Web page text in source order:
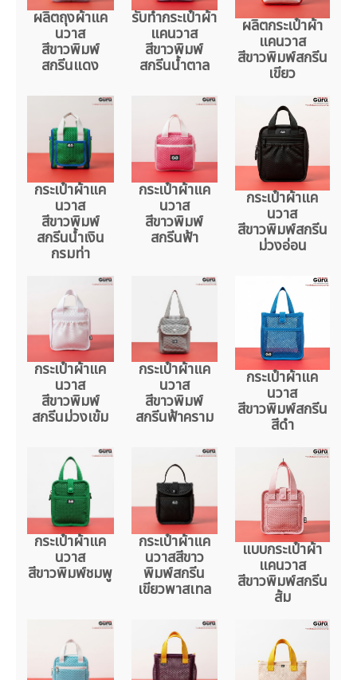
ผลิตถุงผ้าแค
นวาส
สีขาวพิมพ์
สกรีนแดง
รับทำกระเป๋าผ้า
แคนวาส
สีขาวพิมพ์
สกรีนน้ำตาล
ผลิตกระเป๋าผ้า
แคนวาส
สีขาวพิมพ์สกรีน
เขียว
กระเป๋าผ้าแค
นวาส
สีขาวพิมพ์
สกรีนน้ำเงิน
กรมท่า
กระเป๋าผ้าแค
นวาส
สีขาวพิมพ์
สกรีนฟ้า
กระเป๋าผ้าแค
นวาส
สีขาวพิมพ์สกรีน
ม่วงอ่อน
กระเป๋าผ้าแค
นวาส
สีขาวพิมพ์
สกรีนม่วงเข้ม
กระเป๋าผ้าแค
นวาส
สีขาวพิมพ์
สกรีนฟ้าคราม
กระเป๋าผ้าแค
นวาส
สีขาวพิมพ์สกรีน
สีดำ
กระเป๋าผ้าแค
นวาส
สีขาวพิมพ์ชมพู
กระเป๋าผ้าแค
นวาสสีขาว
พิมพ์สกรีน
เขียวพาสเทล
แบบกระเป๋าผ้า
แคนวาส
สีขาวพิมพ์สกรีน
ส้ม